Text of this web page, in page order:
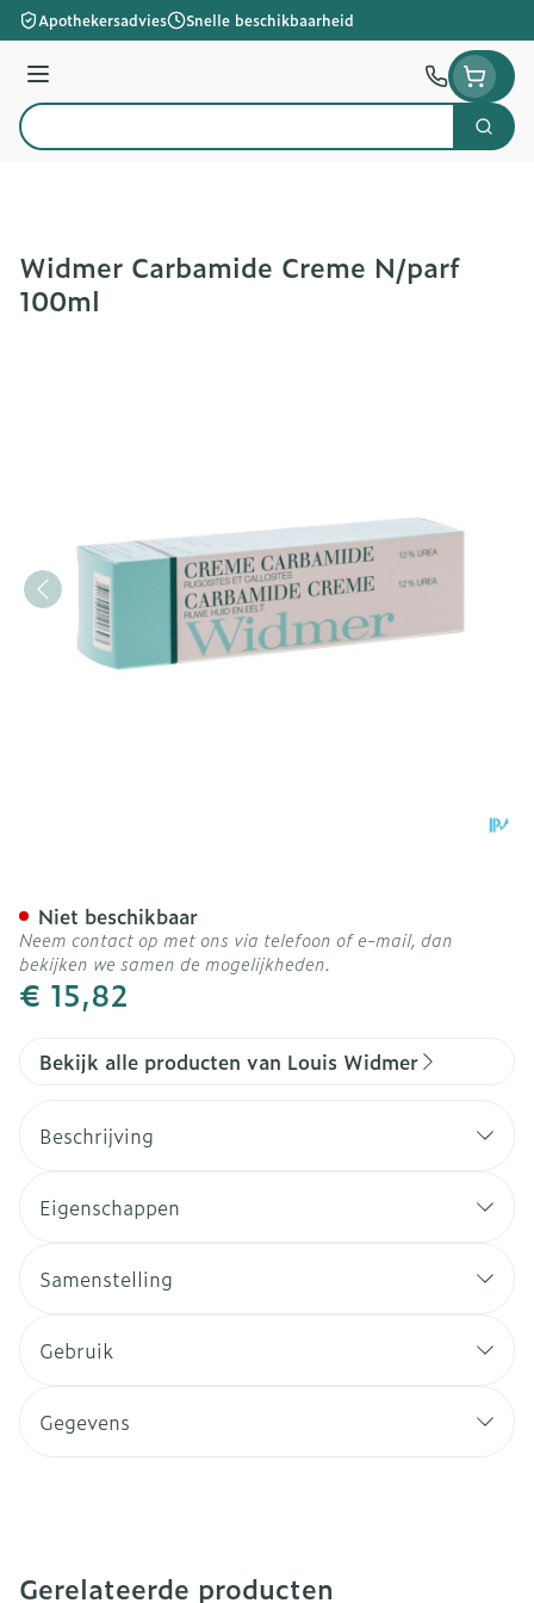
Ga naar de inhoud
Apothekersadvies Snelle beschikbaarheid
Menu
Product, merk, categorie...
Zoek
Widmer Carbamide Creme N/parf
100ml
€ 15,82
Niet beschikbaar
Neem contact op met ons via telefoon of e-mail, dan
bekijken we samen de mogelijkheden.
Bekijk alle producten van Louis Widmer
Beschrijving
Eigenschappen
Samenstelling
Gebruik
Gegevens
Gerelateerde producten